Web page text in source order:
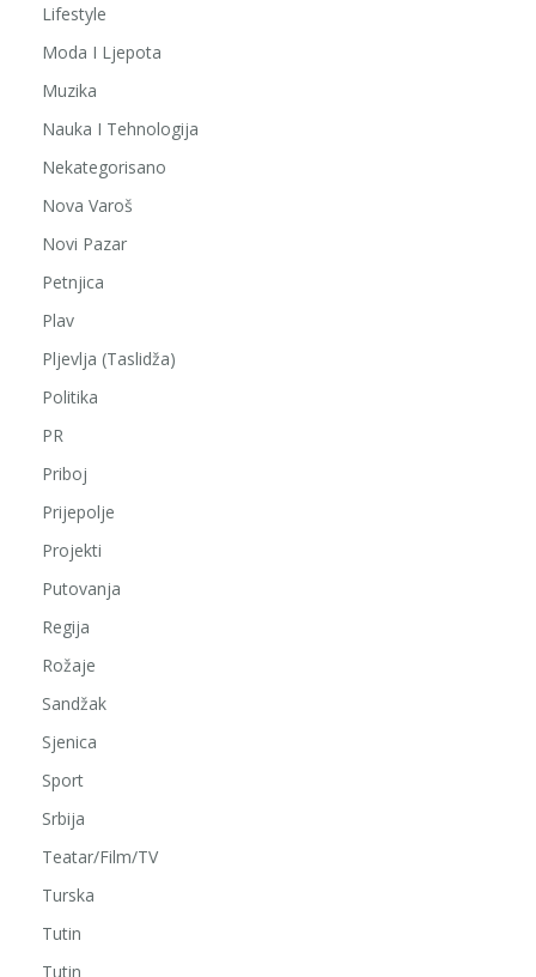
Lifestyle
Moda I Ljepota
Muzika
Nauka I Tehnologija
Nekategorisano
Nova Varoš
Novi Pazar
Petnjica
Plav
Pljevlja (Taslidža)
Politika
PR
Priboj
Prijepolje
Projekti
Putovanja
Regija
Rožaje
Sandžak
Sjenica
Sport
Srbija
Teatar/Film/TV
Turska
Tutin
Tutin